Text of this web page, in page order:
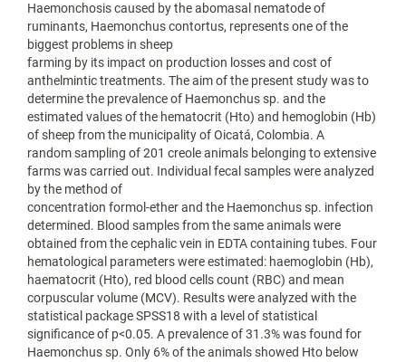
Haemonchosis caused by the abomasal nematode of
ruminants, Haemonchus contortus, represents one of the
biggest problems in sheep
farming by its impact on production losses and cost of
anthelmintic treatments. The aim of the present study was to
determine the prevalence of Haemonchus sp. and the
estimated values of the hematocrit (Hto) and hemoglobin (Hb)
of sheep from the municipality of Oicatá, Colombia. A
random sampling of 201 creole animals belonging to extensive
farms was carried out. Individual fecal samples were analyzed
by the method of
concentration formol-ether and the Haemonchus sp. infection
determined. Blood samples from the same animals were
obtained from the cephalic vein in EDTA containing tubes. Four
hematological parameters were estimated: haemoglobin (Hb),
haematocrit (Hto), red blood cells count (RBC) and mean
corpuscular volume (MCV). Results were analyzed with the
statistical package SPSS18 with a level of statistical
significance of p<0.05. A prevalence of 31.3% was found for
Haemonchus sp. Only 6% of the animals showed Hto below